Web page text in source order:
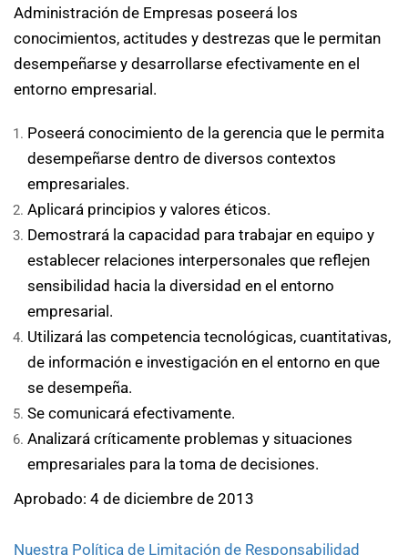
Administración de Empresas poseerá los
conocimientos, actitudes y destrezas que le permitan
desempeñarse y desarrollarse efectivamente en el
entorno empresarial.
Poseerá conocimiento de la gerencia que le permita
desempeñarse dentro de diversos contextos
empresariales.
Aplicará principios y valores éticos.
Demostrará la capacidad para trabajar en equipo y
establecer relaciones interpersonales que reflejen
sensibilidad hacia la diversidad en el entorno
empresarial.
Utilizará las competencia tecnológicas, cuantitativas,
de información e investigación en el entorno en que
se desempeña.
Se comunicará efectivamente.
Analizará críticamente problemas y situaciones
empresariales para la toma de decisiones.
Aprobado: 4 de diciembre de 2013
Nuestra Política de Limitación de Responsabilidad